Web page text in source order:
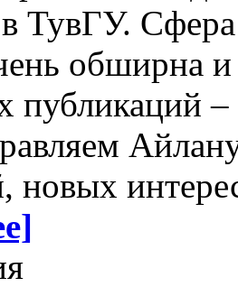
в ТувГУ.
обширна и
публикаций
новых